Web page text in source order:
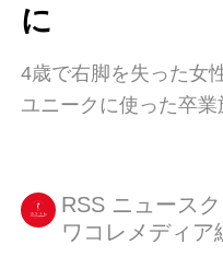
ら...」と綴られている
うなものがついており
は「?」でいっぱい、
に
4歳で右脚を失った女
ユニークに使った卒業
RSS ニュース
ワコレメディア